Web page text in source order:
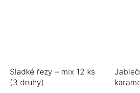
Sladké řezy – mix 12 ks
(3 druhy)